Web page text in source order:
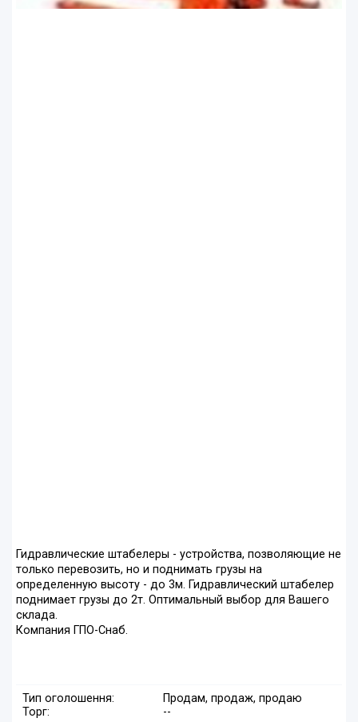
Гидравлические штабелеры - устройства, позволяющие не
только перевозить, но и поднимать грузы на
определенную высоту - до 3м. Гидравлический штабелер
поднимает грузы до 2т. Оптимальный выбор для Вашего
склада.
Компания ГПО-Снаб.
Тип оголошення:
Продам, продаж, продаю
Торг:
--